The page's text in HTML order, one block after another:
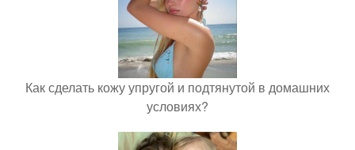
Как сделать кожу упругой и подтянутой в домашних
условиях?